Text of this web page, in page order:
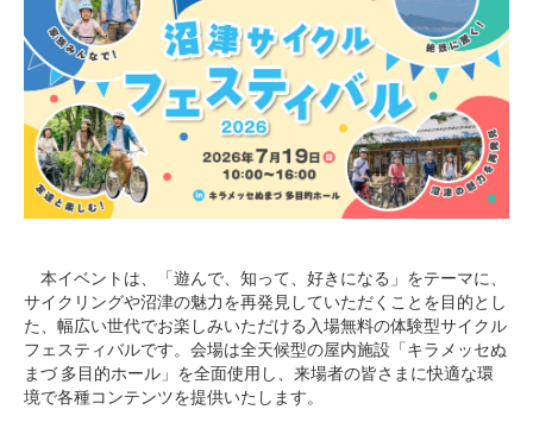
本イベントは、「遊んで、知って、好きになる」をテーマに、
サイクリングや沼津の魅力を再発見していただくことを目的とし
た、幅広い世代でお楽しみいただける入場無料の体験型サイクル
フェスティバルです。会場は全天候型の屋内施設「キラメッセぬ
まづ 多目的ホール」を全面使用し、来場者の皆さまに快適な環
境で各種コンテンツを提供いたします。